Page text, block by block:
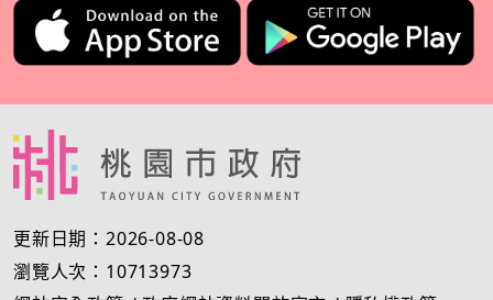
更新日期：2026-08-08
瀏覽人次：10713973